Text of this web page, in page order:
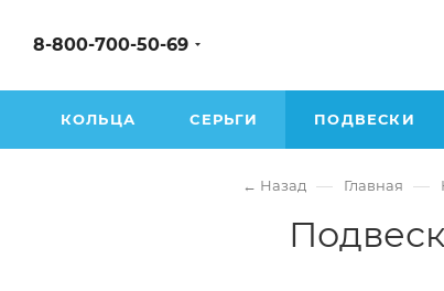
8-800-700-50-69
КОЛЬЦА СЕРЬГИ ПОДВЕСКИ
← Назад — Главная —